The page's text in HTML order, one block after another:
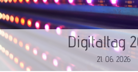
Digitaltag
21. 06. 2026